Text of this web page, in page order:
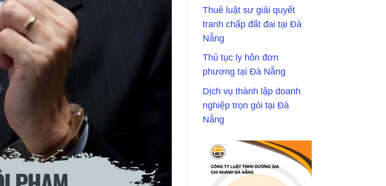
Thuê luật sư giải quyết
tranh chấp đất đai tại Đà
Nẵng
Thủ tục ly hôn đơn
phương tại Đà Nẵng
Dịch vụ thành lập doanh
nghiệp trọn gói tại Đà
Nẵng